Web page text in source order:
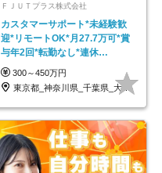
ＦＪＵＴプラス株式会社
カスタマーサポート*未経験歓
迎*リモートOK*月27.7万可*賞
与年2回*転勤なし*連休
OK/ZE010232
300～450万円
東京都_神奈川県_千葉県_大阪府_愛知県…